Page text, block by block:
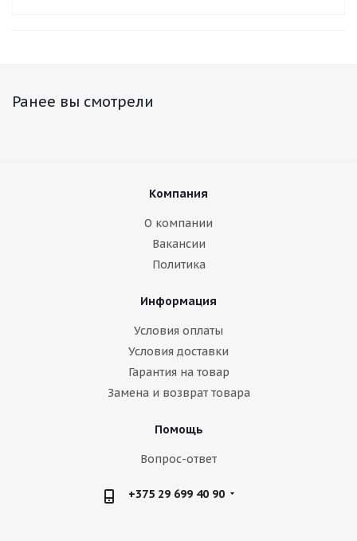
Ранее вы смотрели
Компания
О компании
Вакансии
Политика
Информация
Условия оплаты
Условия доставки
Гарантия на товар
Замена и возврат товара
Помощь
Вопрос-ответ
+375 29 699 40 90